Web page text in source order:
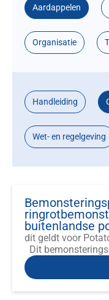
Aardappelen
Organisatie
Handleiding
Wet- en regelgeving
buitenlandse
dit geldt voor
Dit